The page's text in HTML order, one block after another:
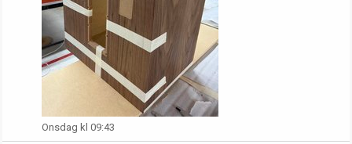
Onsdag kl 09:43